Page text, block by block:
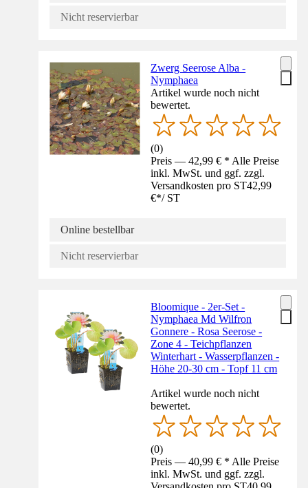
Nicht reservierbar
Zwerg Seerose Alba -
Nymphaea
Artikel wurde noch nicht
bewertet.
(0)
Preis — 42,99 € * Alle Preise
inkl. MwSt. und ggf. zzgl.
Versandkosten pro ST42,99
€*/ ST
Online bestellbar
Nicht reservierbar
Bloomique - 2er-Set -
Nymphaea Md Wilfron
Gonnere - Rosa Seerose -
Zone 4 - Teichpflanzen
Winterhart - Wasserpflanzen -
Höhe 20-30 cm - Topf 11 cm
Artikel wurde noch nicht
bewertet.
(0)
Preis — 40,99 € * Alle Preise
inkl. MwSt. und ggf. zzgl.